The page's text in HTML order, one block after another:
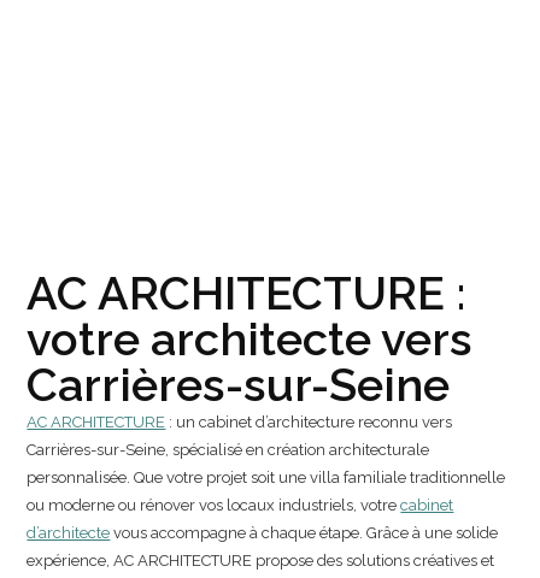
AC ARCHITECTURE :
votre architecte vers
Carrières-sur-Seine
AC ARCHITECTURE : un cabinet d’architecture reconnu vers
Carrières-sur-Seine, spécialisé en création architecturale
personnalisée. Que votre projet soit une villa familiale traditionnelle
ou moderne ou rénover vos locaux industriels, votrecabinet
d’architecte vous accompagne à chaque étape. Grâce à une solide
expérience, AC ARCHITECTURE propose des solutions créatives et